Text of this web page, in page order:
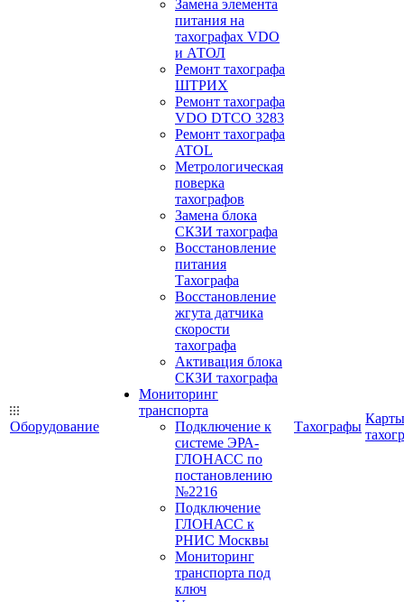
Оборудование
Замена элемента
питания на
тахографах VDO
и АТОЛ
Ремонт тахографа
ШТРИХ
Ремонт тахографа
VDO DTCO 3283
Ремонт тахографа
ATOL
Метрологическая
поверка
тахографов
Замена блока
СКЗИ тахографа
Восстановление
питания
Тахографа
Восстановление
жгута датчика
скорости
тахографа
Активация блока
СКЗИ тахографа
Мониторинг
транспорта
Подключение к
системе ЭРА-
ГЛОНАСС по
постановлению
№2216
Подключение
ГЛОНАСС к
РНИС Москвы
Мониторинг
транспорта под
ключ
Тахографы
Карты